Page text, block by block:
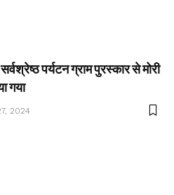
पर्यटन ग्राम पुरस्कार से मोरी
गया
2024